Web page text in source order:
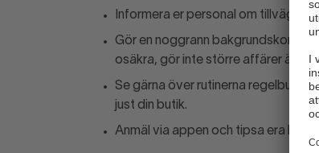
Informera er personal om
Gör en noggrann
osäkra, gör inte större affärer än
Se gärna över rutinerna
just din butik.
Anmäl via appen och tipsa era